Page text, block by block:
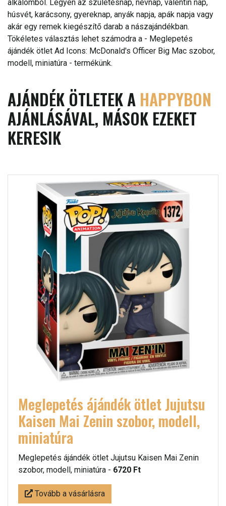
alkalomból. Legyen az születésnap, névnap, valentin nap,
húsvét, karácsony, gyereknap, anyák napja, apák napja vagy
akár egy remek kiegészítő darab a nászajándékban.
Tökéletes választás lehet számodra a - Meglepetés
ájándék ötlet Ad Icons: McDonald's Officer Big Mac szobor,
modell, miniatúra - termékünk.
AJÁNDÉK ÖTLETEK A HAPPYBON
AJÁNLÁSÁVAL, MÁSOK EZEKET
KERESIK
Meglepetés ájándék ötlet Jujutsu
Kaisen Mai Zenin szobor, modell,
miniatúra
Meglepetés ájándék ötlet Jujutsu Kaisen Mai Zenin
szobor, modell, miniatúra - 6720 Ft
Tovább a vásárlásra